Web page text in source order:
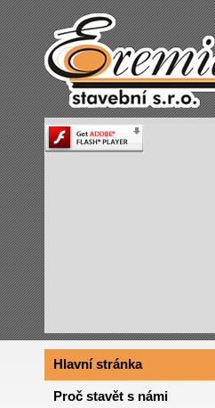
Hlavní stránka
Proč stavět s námi